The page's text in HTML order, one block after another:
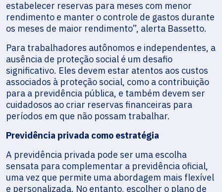
estabelecer reservas para meses com menor
rendimento e manter o controle de gastos durante
os meses de maior rendimento”, alerta Bassetto.
Para trabalhadores autônomos e independentes, a
ausência de proteção social é um desafio
significativo. Eles devem estar atentos aos custos
associados à proteção social, como a contribuição
para a previdência pública, e também devem ser
cuidadosos ao criar reservas financeiras para
períodos em que não possam trabalhar.
Previdência privada como estratégia
A previdência privada pode ser uma escolha
sensata para complementar a previdência oficial,
uma vez que permite uma abordagem mais flexível
e personalizada. No entanto, escolher o plano de